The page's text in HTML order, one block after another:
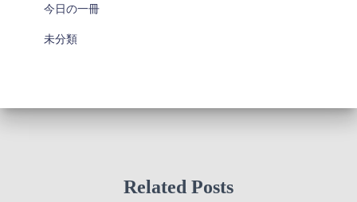
今日の一冊
未分類
Related Posts